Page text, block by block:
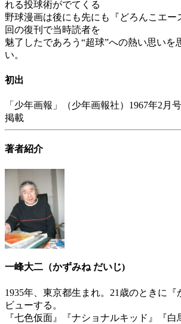
れる投球術がでてくる
野球漫画は後にも先にも『どろんこエー
回の復刊で当時読者を
魅了したであろう“超球”への熱い思いを
い。
初出
「少年画報」（少年画報社）1967年2月
掲載
著者紹介
一峰大二（かずみね だいじ)
1935年、東京都生まれ。21歳のときに
ビューする。
『七色仮面』『ナショナルキッド』『